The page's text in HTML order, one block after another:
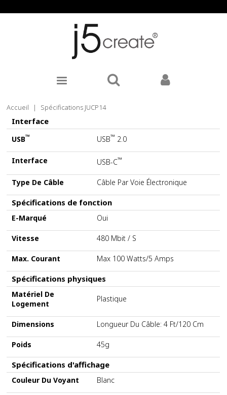
Accueil | Spécifications JUCP14
Interface
USB™ USB™ 2.0
Interface USB-C™
Type De Câble Câble Par Voie Électronique
Spécifications de fonction
E-Marqué Oui
Vitesse 480 Mbit / S
Max. Courant Max 100 Watts/5 Amps
Spécifications physiques
Matériel De
Logement
Plastique
Dimensions Longueur Du Câble: 4 Ft/120 Cm
Poids 45g
Spécifications d'affichage
Couleur Du Voyant Blanc